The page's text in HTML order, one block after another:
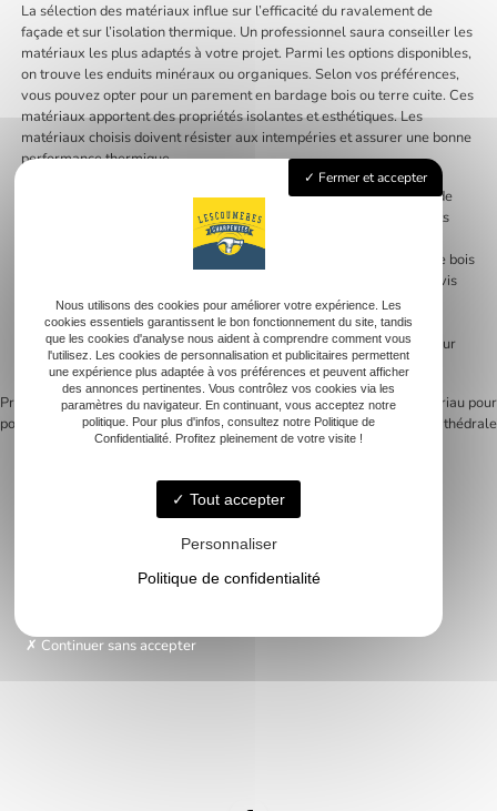
La sélection des matériaux influe sur l’efficacité du ravalement de
façade et sur l’isolation thermique. Un professionnel saura conseiller les
matériaux les plus adaptés à votre projet. Parmi les options disponibles,
on trouve les enduits minéraux ou organiques. Selon vos préférences,
vous pouvez opter pour un parement en bardage bois ou terre cuite. Ces
matériaux apportent des propriétés isolantes et esthétiques. Les
matériaux choisis doivent résister aux intempéries et assurer une bonne
performance thermique.
Les panneaux isolants, comme le polystyrène expansé ou la laine de
roche, accroissent l’isolation thermique de votre façade. Ces isolants
réduisent les pertes de chaleur et améliorent le confort de votre
intérieur. L’intégration de matériaux écologiques tels que la fibre de bois
ou le chanvre fait également partie des options actuelles. En vis-à-vis
des besoins spécifiques du projet, le professionnel saura équilibrer
durabilité, coût et esthétique. Un choix bien réfléchi des matériaux
assure une rénovation énergétique réussie et un confort durable pour
les occupants.
Navigation
Previous:
Charpente 3d : les avantages
pour votre projet de construction
Next: Choisir le bon matériau pour
l’isolation d’un toit cathédrale
Accueil
Charpente Traditionnelle
Ossature bois et Bardage
Aménagement Extérieur
Nos réalisations
Fermer et accepter
Nous utilisons des cookies pour améliorer votre expérience. Les
cookies essentiels garantissent le bon fonctionnement du site, tandis
que les cookies d'analyse nous aident à comprendre comment vous
l'utilisez. Les cookies de personnalisation et publicitaires permettent
une expérience plus adaptée à vos préférences et peuvent afficher
des annonces pertinentes. Vous contrôlez vos cookies via les
paramètres du navigateur. En continuant, vous acceptez notre
politique. Pour plus d'infos, consultez notre Politique de
Confidentialité. Profitez pleinement de votre visite !
Tout accepter
Personnaliser
Politique de confidentialité
Continuer sans accepter